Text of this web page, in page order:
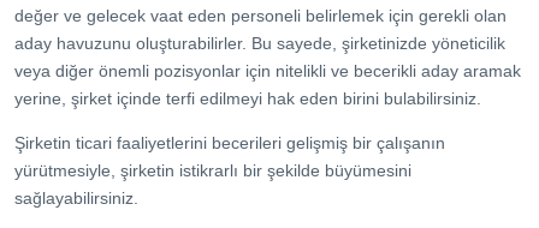
değer ve gelecek vaat eden personeli belirlemek için gerekli olan
aday havuzunu oluşturabilirler. Bu sayede, şirketinizde yöneticilik
veya diğer önemli pozisyonlar için nitelikli ve becerikli aday aramak
yerine, şirket içinde terfi edilmeyi hak eden birini bulabilirsiniz.
Şirketin ticari faaliyetlerini becerileri gelişmiş bir çalışanın
yürütmesiyle, şirketin istikrarlı bir şekilde büyümesini
sağlayabilirsiniz.